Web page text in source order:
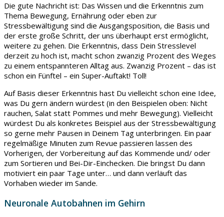
Die gute Nachricht ist: Das Wissen und die Erkenntnis zum
Thema Bewegung, Ernährung oder eben zur
Stressbewältigung sind die Ausgangsposition, die Basis und
der erste große Schritt, der uns überhaupt erst ermöglicht,
weitere zu gehen. Die Erkenntnis, dass Dein Stresslevel
derzeit zu hoch ist, macht schon zwanzig Prozent des Weges
zu einem entspannteren Alltag aus. Zwanzig Prozent – das ist
schon ein Fünftel – ein Super-Auftakt! Toll!
Auf Basis dieser Erkenntnis hast Du vielleicht schon eine Idee,
was Du gern ändern würdest (in den Beispielen oben: Nicht
rauchen, Salat statt Pommes und mehr Bewegung). Vielleicht
würdest Du als konkretes Beispiel aus der Stressbewältigung
so gerne mehr Pausen in Deinem Tag unterbringen. Ein paar
regelmäßige Minuten zum Revue passieren lassen des
Vorherigen, der Vorbereitung auf das Kommende und/ oder
zum Sortieren und Bei-Dir-Einchecken. Die bringst Du dann
motiviert ein paar Tage unter… und dann verläuft das
Vorhaben wieder im Sande.
Neuronale Autobahnen im Gehirn